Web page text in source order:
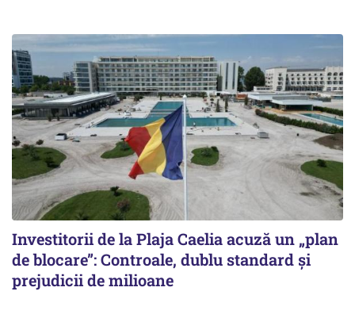
Investitorii de la Plaja Caelia acuză un „plan
de blocare”: Controale, dublu standard și
prejudicii de milioane